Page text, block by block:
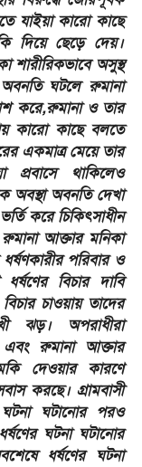
যাইয়া কারো কাছে
দিয়ে ছেড়ে দেয়।
শারীরিকভাবে অসুস্থ
ঘটলে রুমানা
করে,রুমানা ও তার
কারো কাছে বলতে
একমাত্র মেয়ে তার
থাকিলেও
অবস্থা অবনতি দেখা
করে চিকিৎসাধীন
আক্তার মনিকা
পরিবার ও
বিচার দাবি
চাওয়ায় তাদের
ঝড়। অপরাধীরা
এবং রুমানা আক্তার
দেওয়ার কারণে
করছে। গ্রামবাসী
ঘটনা ঘটানোর পরও
ঘটনা ঘটানোর
ধর্ষণের ঘটনা